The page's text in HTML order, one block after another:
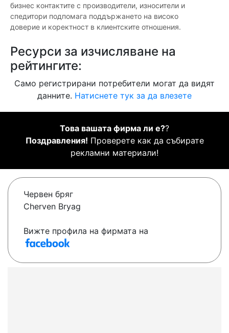
бизнес контактите с производители, износители и
спедитори подпомага поддържането на високо
доверие и коректност в клиентските отношения.
Ресурси за изчисляване на
рейтингите:
Само регистрирани потребители могат да видят
данните. Натиснете тук за да влезете
Това вашата фирма ли е??
Поздравления! Проверете как да събирате
рекламни материали!
Червен бряг
Cherven Bryag
Вижте профила на фирмата на